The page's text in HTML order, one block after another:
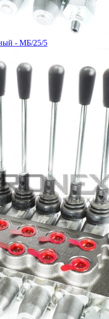
- МБ/25/5